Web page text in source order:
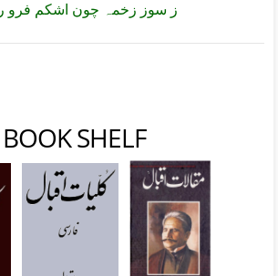
ز سوز زخمہ چون اشکم فرو
BOOK SHELF